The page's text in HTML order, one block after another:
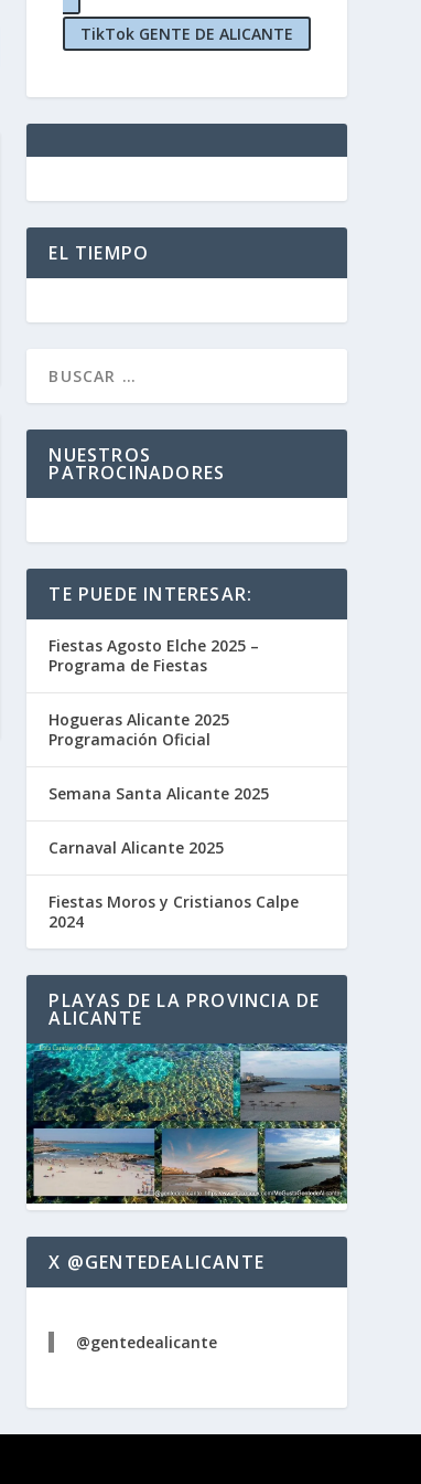
TikTok GENTE DE ALICANTE
EL TIEMPO
NUESTROS
PATROCINADORES
TE PUEDE INTERESAR:
Fiestas Agosto Elche 2025 –
Programa de Fiestas
Hogueras Alicante 2025
Programación Oficial
Semana Santa Alicante 2025
Carnaval Alicante 2025
Fiestas Moros y Cristianos Calpe
2024
PLAYAS DE LA PROVINCIA DE
ALICANTE
X @GENTEDEALICANTE
@gentedealicante